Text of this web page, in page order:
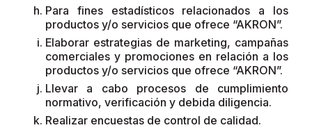
Para fines estadísticos relacionados a los
productos y/o servicios que ofrece “AKRON”.
Elaborar estrategias de marketing, campañas
comerciales y promociones en relación a los
productos y/o servicios que ofrece “AKRON”.
Llevar a cabo procesos de cumplimiento
normativo, verificación y debida diligencia.
Realizar encuestas de control de calidad.